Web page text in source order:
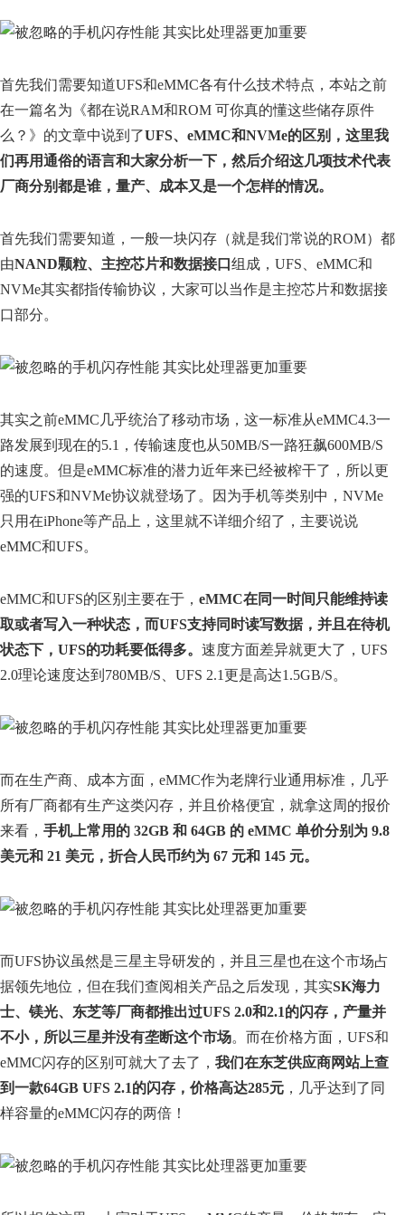
首先我们需要知道UFS和eMMC各有什么技术特点，本站之前
在一篇名为《都在说RAM和ROM 可你真的懂这些储存原件
么？》的文章中说到了UFS、eMMC和NVMe的区别，这里我
们再用通俗的语言和大家分析一下，然后介绍这几项技术代表
厂商分别都是谁，量产、成本又是一个怎样的情况。
首先我们需要知道，一般一块闪存（就是我们常说的ROM）都
由NAND颗粒、主控芯片和数据接口 组成，UFS、eMMC和
NVMe其实都指传输协议，大家可以当作是主控芯片和数据接
口部分。
其实之前eMMC几乎统治了移动市场，这一标准从eMMC4.3一
路发展到现在的5.1，传输速度也从50MB/S一路狂飙600MB/S
的速度。但是eMMC标准的潜力近年来已经被榨干了，所以更
强的UFS和NVMe协议就登场了。因为手机等类别中，NVMe
只用在iPhone等产品上，这里就不详细介绍了，主要说说
eMMC和UFS。
eMMC和UFS的区别主要在于， eMMC在同一时间只能维持读
取或者写入一种状态，而UFS支持同时读写数据，并且在待机
状态下，UFS的功耗要低得多。 速度方面差异就更大了，UFS
2.0理论速度达到780MB/S、UFS 2.1更是高达1.5GB/S。
而在生产商、成本方面，eMMC作为老牌行业通用标准，几乎
所有厂商都有生产这类闪存，并且价格便宜，就拿这周的报价
来看， 手机上常用的 32GB 和 64GB 的 eMMC 单价分别为 9.8
美元和 21 美元，折合人民币约为 67 元和 145 元。
而UFS协议虽然是三星主导研发的，并且三星也在这个市场占
据领先地位，但在我们查阅相关产品之后发现，其实SK海力
士、镁光、东芝等厂商都推出过UFS 2.0和2.1的闪存，产量并
不小，所以三星并没有垄断这个市场。而在价格方面，UFS和
eMMC闪存的区别可就大了去了， 我们在东芝供应商网站上查
到一款64GB UFS 2.1的闪存，价格高达285元 ，几乎达到了同
样容量的eMMC闪存的两倍！